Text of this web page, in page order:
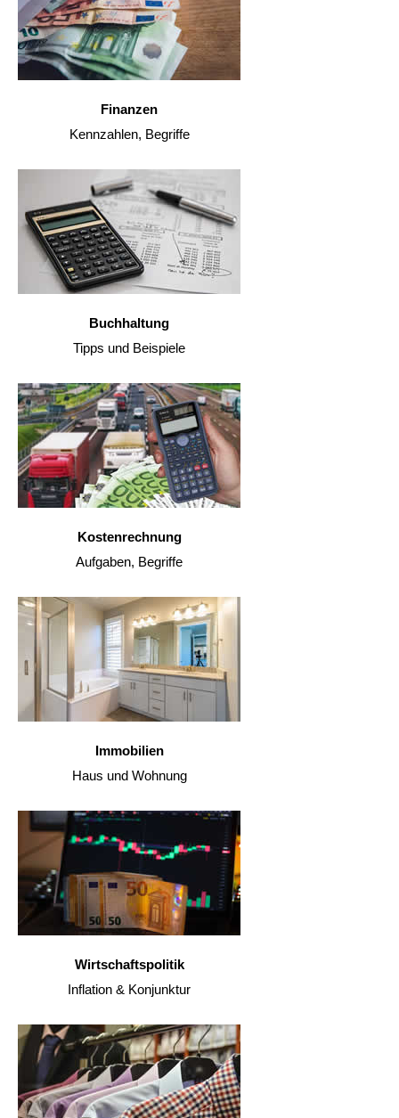
Finanzen
Kennzahlen, Begriffe
Buchhaltung
Tipps und Beispiele
Kostenrechnung
Aufgaben, Begriffe
Immobilien
Haus und Wohnung
Wirtschaftspolitik
Inflation & Konjunktur